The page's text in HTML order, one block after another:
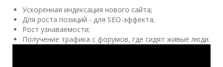
Ускоренная индексация нового сайта;
Для роста позиций - для SEO-эффекта;
Рост узнаваемости;
Получение трафика с форумов, где сидят живые люди.